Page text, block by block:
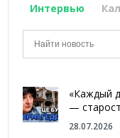
Интервью
«Каждый
—
28.07.2026